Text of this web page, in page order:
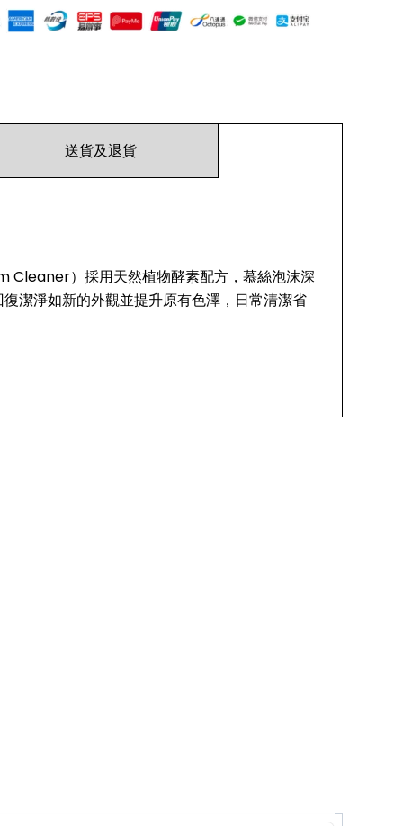
送貨及退貨
Cleaner）採用天然植物酵素配方，慕絲泡沫深
潔淨如新的外觀並提升原有色澤，日常清潔省